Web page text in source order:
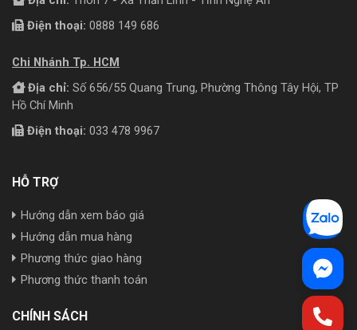
Điện thoại: 0888 149 686
Chi Nhánh Tp. HCM
Địa chỉ: Số 656/55 Quang Trung, Phường Thông Tây Hội, TP
Hồ Chí Minh
Điện thoại: 033 478 9967
HỖ TRỢ
Hướng dẫn xem báo giá
Hướng dẫn mua hàng
Phương thức giao hàng
Phương thức thanh toán
CHÍNH SÁCH